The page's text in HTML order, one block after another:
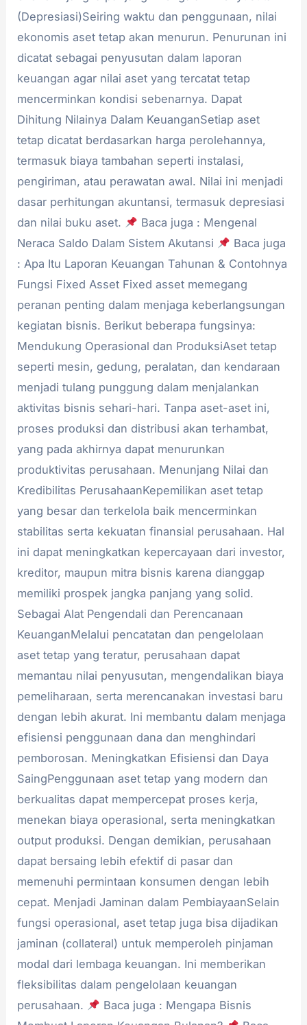
(Depresiasi)Seiring waktu dan penggunaan, nilai
ekonomis aset tetap akan menurun. Penurunan ini
dicatat sebagai penyusutan dalam laporan
keuangan agar nilai aset yang tercatat tetap
mencerminkan kondisi sebenarnya. Dapat
Dihitung Nilainya Dalam KeuanganSetiap aset
tetap dicatat berdasarkan harga perolehannya,
termasuk biaya tambahan seperti instalasi,
pengiriman, atau perawatan awal. Nilai ini menjadi
dasar perhitungan akuntansi, termasuk depresiasi
dan nilai buku aset.
Baca juga : Mengenal
Neraca Saldo Dalam Sistem Akutansi
Baca juga
: Apa Itu Laporan Keuangan Tahunan & Contohnya
Fungsi Fixed Asset Fixed asset memegang
peranan penting dalam menjaga keberlangsungan
kegiatan bisnis. Berikut beberapa fungsinya:
Mendukung Operasional dan ProduksiAset tetap
seperti mesin, gedung, peralatan, dan kendaraan
menjadi tulang punggung dalam menjalankan
aktivitas bisnis sehari-hari. Tanpa aset-aset ini,
proses produksi dan distribusi akan terhambat,
yang pada akhirnya dapat menurunkan
produktivitas perusahaan. Menunjang Nilai dan
Kredibilitas PerusahaanKepemilikan aset tetap
yang besar dan terkelola baik mencerminkan
stabilitas serta kekuatan finansial perusahaan. Hal
ini dapat meningkatkan kepercayaan dari investor,
kreditor, maupun mitra bisnis karena dianggap
memiliki prospek jangka panjang yang solid.
Sebagai Alat Pengendali dan Perencanaan
KeuanganMelalui pencatatan dan pengelolaan
aset tetap yang teratur, perusahaan dapat
memantau nilai penyusutan, mengendalikan biaya
pemeliharaan, serta merencanakan investasi baru
dengan lebih akurat. Ini membantu dalam menjaga
efisiensi penggunaan dana dan menghindari
pemborosan. Meningkatkan Efisiensi dan Daya
SaingPenggunaan aset tetap yang modern dan
berkualitas dapat mempercepat proses kerja,
menekan biaya operasional, serta meningkatkan
output produksi. Dengan demikian, perusahaan
dapat bersaing lebih efektif di pasar dan
memenuhi permintaan konsumen dengan lebih
cepat. Menjadi Jaminan dalam PembiayaanSelain
fungsi operasional, aset tetap juga bisa dijadikan
jaminan (collateral) untuk memperoleh pinjaman
modal dari lembaga keuangan. Ini memberikan
fleksibilitas dalam pengelolaan keuangan
perusahaan.
Baca juga : Mengapa Bisnis